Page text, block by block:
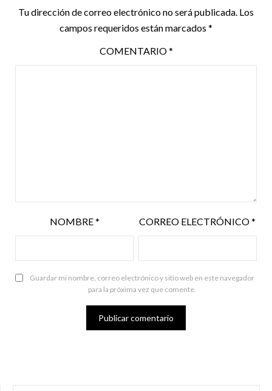
Tu dirección de correo electrónico no será publicada. Los
campos requeridos están marcados *
COMENTARIO*
NOMBRE* CORREO ELECTRÓNICO*
Guardar mi nombre, correo electrónico y sitio web en este navegador
para la próxima vez que comente.